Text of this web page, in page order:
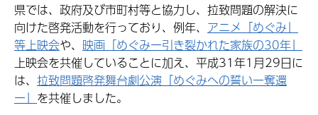
県では、政府及び市町村等と協力し、拉致問題の解決に
向けた啓発活動を行っており、例年、 アニメ「めぐみ」
等上映会や、 映画「めぐみー引き裂かれた家族の30年」
上映会を共催していることに加え、平成31年1月29日に
は、 拉致問題啓発舞台劇公演「めぐみへの誓いー奪還
ー」 を共催しました。